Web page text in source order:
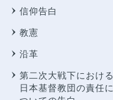
信仰告白
教憲
沿革
第二次大戦下における
日本基督教団の責任に